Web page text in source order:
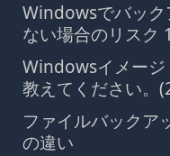
Windowsでバック
ない場合のリスク
Windowsイメージ
教えてください。
ファイルバックア
の違い